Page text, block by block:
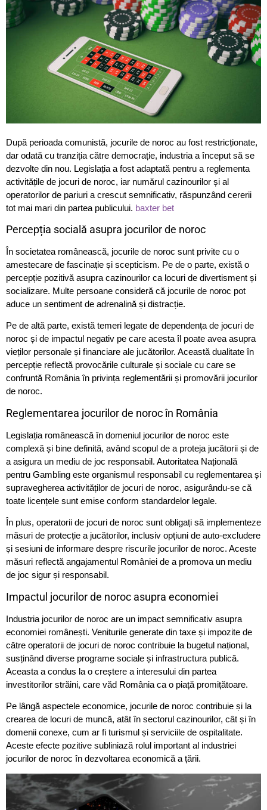
După perioada comunistă, jocurile de noroc au fost restricționate,
dar odată cu tranziția către democrație, industria a început să se
dezvolte din nou. Legislația a fost adaptată pentru a reglementa
activitățile de jocuri de noroc, iar numărul cazinourilor și al
operatorilor de pariuri a crescut semnificativ, răspunzând cererii
tot mai mari din partea publicului. baxter bet
Percepția socială asupra jocurilor de noroc
În societatea românească, jocurile de noroc sunt privite cu o
amestecare de fascinație și scepticism. Pe de o parte, există o
percepție pozitivă asupra cazinourilor ca locuri de divertisment și
socializare. Multe persoane consideră că jocurile de noroc pot
aduce un sentiment de adrenalină și distracție.
Pe de altă parte, există temeri legate de dependența de jocuri de
noroc și de impactul negativ pe care acesta îl poate avea asupra
vieților personale și financiare ale jucătorilor. Această dualitate în
percepție reflectă provocările culturale și sociale cu care se
confruntă România în privința reglementării și promovării jocurilor
de noroc.
Reglementarea jocurilor de noroc în România
Legislația românească în domeniul jocurilor de noroc este
complexă și bine definită, având scopul de a proteja jucătorii și de
a asigura un mediu de joc responsabil. Autoritatea Națională
pentru Gambling este organismul responsabil cu reglementarea și
supravegherea activităților de jocuri de noroc, asigurându-se că
toate licențele sunt emise conform standardelor legale.
În plus, operatorii de jocuri de noroc sunt obligați să implementeze
măsuri de protecție a jucătorilor, inclusiv opțiuni de auto-excludere
și sesiuni de informare despre riscurile jocurilor de noroc. Aceste
măsuri reflectă angajamentul României de a promova un mediu
de joc sigur și responsabil.
Impactul jocurilor de noroc asupra economiei
Industria jocurilor de noroc are un impact semnificativ asupra
economiei românești. Veniturile generate din taxe și impozite de
către operatorii de jocuri de noroc contribuie la bugetul național,
susținând diverse programe sociale și infrastructura publică.
Aceasta a condus la o creștere a interesului din partea
investitorilor străini, care văd România ca o piață promițătoare.
Pe lângă aspectele economice, jocurile de noroc contribuie și la
crearea de locuri de muncă, atât în sectorul cazinourilor, cât și în
domenii conexe, cum ar fi turismul și serviciile de ospitalitate.
Aceste efecte pozitive subliniază rolul important al industriei
jocurilor de noroc în dezvoltarea economică a țării.